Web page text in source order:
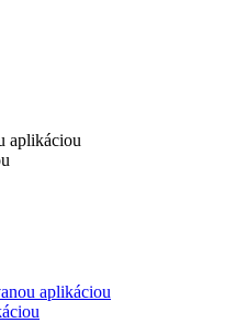
aplikáciou
aplikáciou